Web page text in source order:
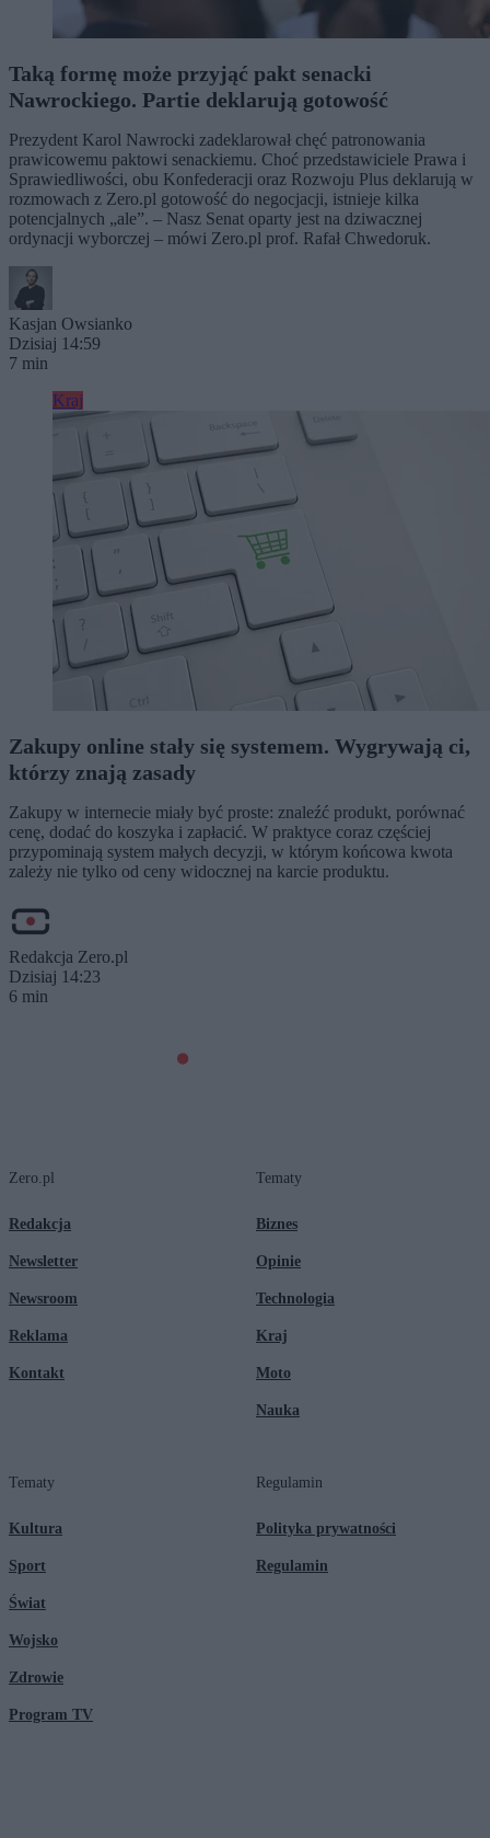
Taką formę może przyjąć pakt senacki
Nawrockiego. Partie deklarują gotowość
Prezydent Karol Nawrocki zadeklarował chęć patronowania
prawicowemu paktowi senackiemu. Choć przedstawiciele Prawa i
Sprawiedliwości, obu Konfederacji oraz Rozwoju Plus deklarują w
rozmowach z Zero.pl gotowość do negocjacji, istnieje kilka
potencjalnych „ale”. – Nasz Senat oparty jest na dziwacznej
ordynacji wyborczej – mówi Zero.pl prof. Rafał Chwedoruk.
Kasjan Owsianko
Dzisiaj 14:59
7 min
Kraj
Zakupy online stały się systemem. Wygrywają ci,
którzy znają zasady
Zakupy w internecie miały być proste: znaleźć produkt, porównać
cenę, dodać do koszyka i zapłacić. W praktyce coraz częściej
przypominają system małych decyzji, w którym końcowa kwota
zależy nie tylko od ceny widocznej na karcie produktu.
Redakcja Zero.pl
Dzisiaj 14:23
6 min
Zero.pl
Redakcja
Newsletter
Newsroom
Reklama
Kontakt
Tematy
Biznes
Opinie
Technologia
Kraj
Moto
Nauka
Tematy
Kultura
Sport
Świat
Wojsko
Zdrowie
Program TV
Regulamin
Polityka prywatności
Regulamin